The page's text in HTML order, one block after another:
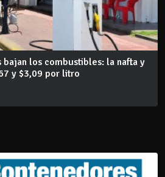
los combustibles: la nafta y
y $3,09 por litro